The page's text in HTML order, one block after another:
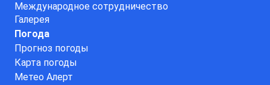
Международное сотрудничество
Галерея
Погода
Прогноз погоды
Карта погоды
Метео Алерт